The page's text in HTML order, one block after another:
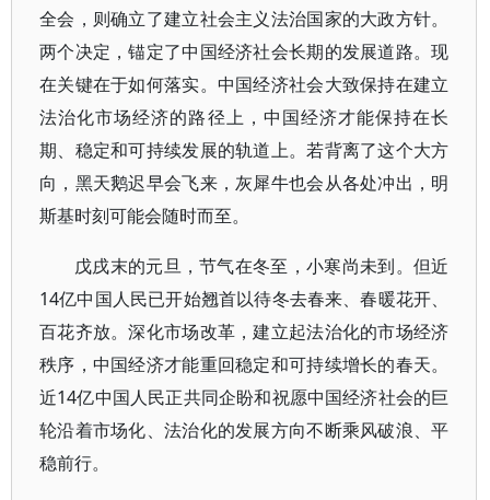
全会，则确立了建立社会主义法治国家的大政方针。
两个决定，锚定了中国经济社会长期的发展道路。现
在关键在于如何落实。中国经济社会大致保持在建立
法治化市场经济的路径上，中国经济才能保持在长
期、稳定和可持续发展的轨道上。若背离了这个大方
向，黑天鹅迟早会飞来，灰犀牛也会从各处冲出，明
斯基时刻可能会随时而至。
戊戌末的元旦，节气在冬至，小寒尚未到。但近
14亿中国人民已开始翘首以待冬去春来、春暖花开、
百花齐放。深化市场改革，建立起法治化的市场经济
秩序，中国经济才能重回稳定和可持续增长的春天。
近14亿中国人民正共同企盼和祝愿中国经济社会的巨
轮沿着市场化、法治化的发展方向不断乘风破浪、平
稳前行。